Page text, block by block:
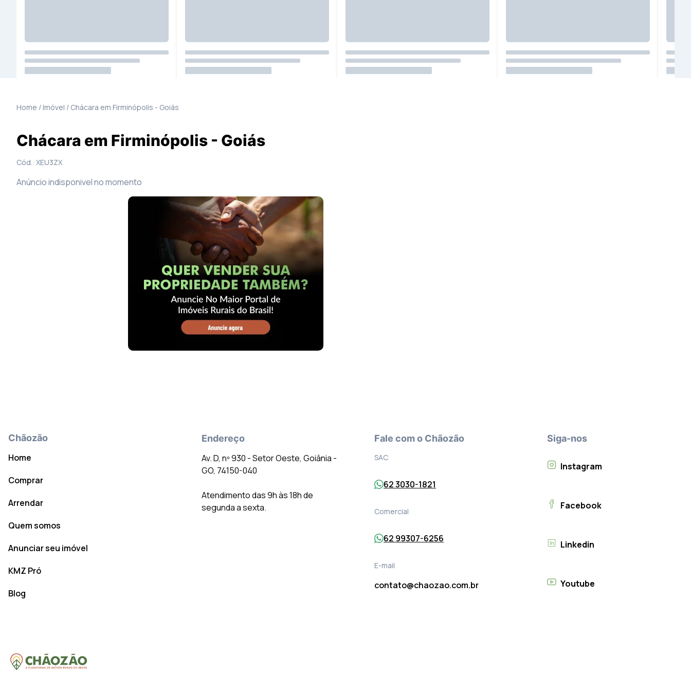
Home / Imóvel / Chácara em Firminópolis - Goiás
Chácara em Firminópolis - Goiás
Cód.: XEU3ZX
Anúncio indisponivel no momento
Chãozão
Home
Comprar
Arrendar
Quem somos
Anunciar seu imóvel
KMZ Pró
Blog
Endereço
Av. D, nº 930 - Setor Oeste, Goiânia -
GO, 74150-040
Atendimento das 9h às 18h de
segunda a sexta.
Fale com o Chãozão
SAC
62 3030-1821
Comercial
62 99307-6256
E-mail
contato@chaozao.com.br
Siga-nos
Instagram
Facebook
Linkedin
Youtube